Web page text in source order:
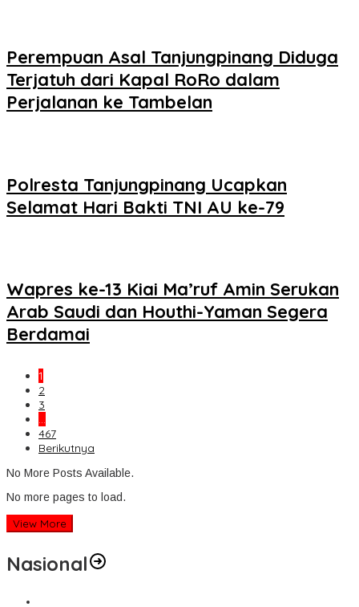
Perempuan Asal Tanjungpinang Diduga
Terjatuh dari Kapal RoRo dalam
Perjalanan ke Tambelan
Polresta Tanjungpinang Ucapkan
Selamat Hari Bakti TNI AU ke-79
Wapres ke-13 Kiai Ma’ruf Amin Serukan
Arab Saudi dan Houthi-Yaman Segera
Berdamai
1
2
3
…
467
Berikutnya
No More Posts Available.
No more pages to load.
View More
Nasional